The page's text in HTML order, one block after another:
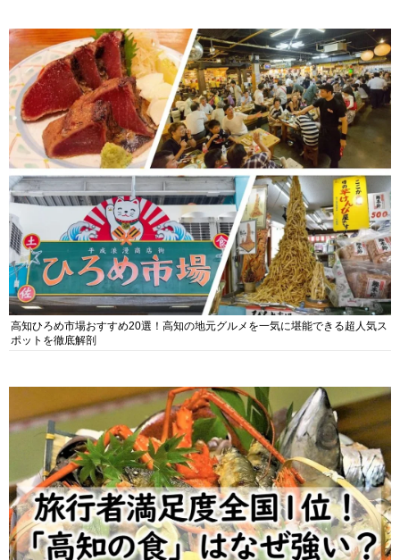
高知ひろめ市場おすすめ20選！高知の地元グルメを一気に堪能できる超人気ス
ポットを徹底解剖